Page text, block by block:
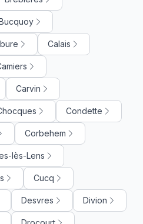
Calais
Carvin
Condette
Corbehem
lès-Lens
Cucq
Desvres Divion